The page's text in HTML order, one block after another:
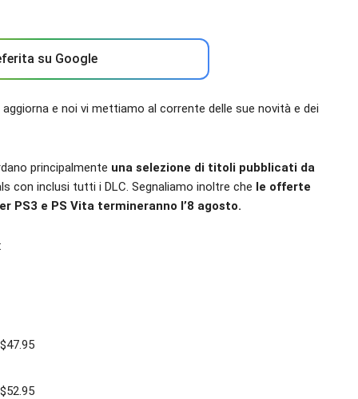
su Google
e noi vi mettiamo al corrente delle sue novità e dei
principalmente una selezione di titoli pubblicati da
con inclusi tutti i DLC. Segnaliamo inoltre che le offerte
PS3 e PS Vita termineranno l’8 agosto.